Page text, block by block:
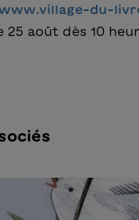
du-
25 août dès 10
de produits